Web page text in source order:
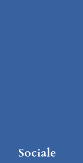
Sociale